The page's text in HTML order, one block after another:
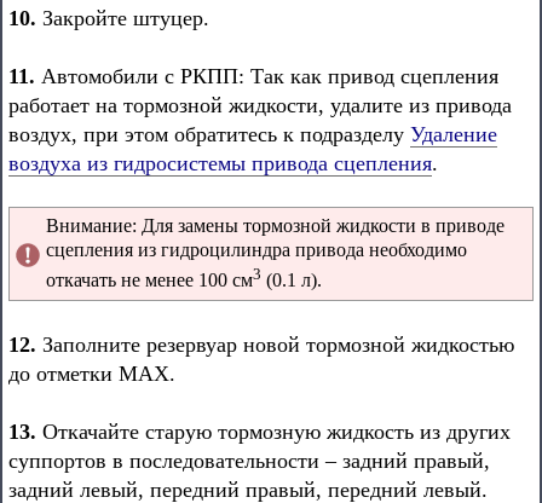
10. Закройте штуцер.
11. Автомобили с РКПП: Так как привод сцепления
работает на тормозной жидкости, удалите из привода
воздух, при этом обратитесь к подразделу Удаление
воздуха из гидросистемы привода сцепления.
Внимание: Для замены тормозной жидкости в приводе
сцепления из гидроцилиндра привода необходимо
откачать не менее 100 см3 (0.1 л).
12. Заполните резервуар новой тормозной жидкостью
до отметки MAX.
13. Откачайте старую тормозную жидкость из других
суппортов в последовательности – задний правый,
задний левый, передний правый, передний левый.